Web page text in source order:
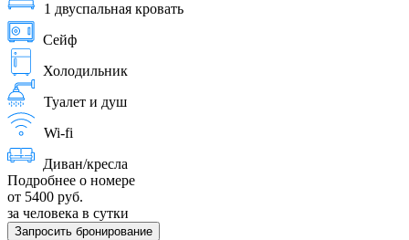
1 двуспальная кровать
Сейф
Холодильник
Туалет и душ
Wi-fi
Диван/кресла
Подробнее о номере
от 5400 руб.
за человека в сутки
Запросить бронирование